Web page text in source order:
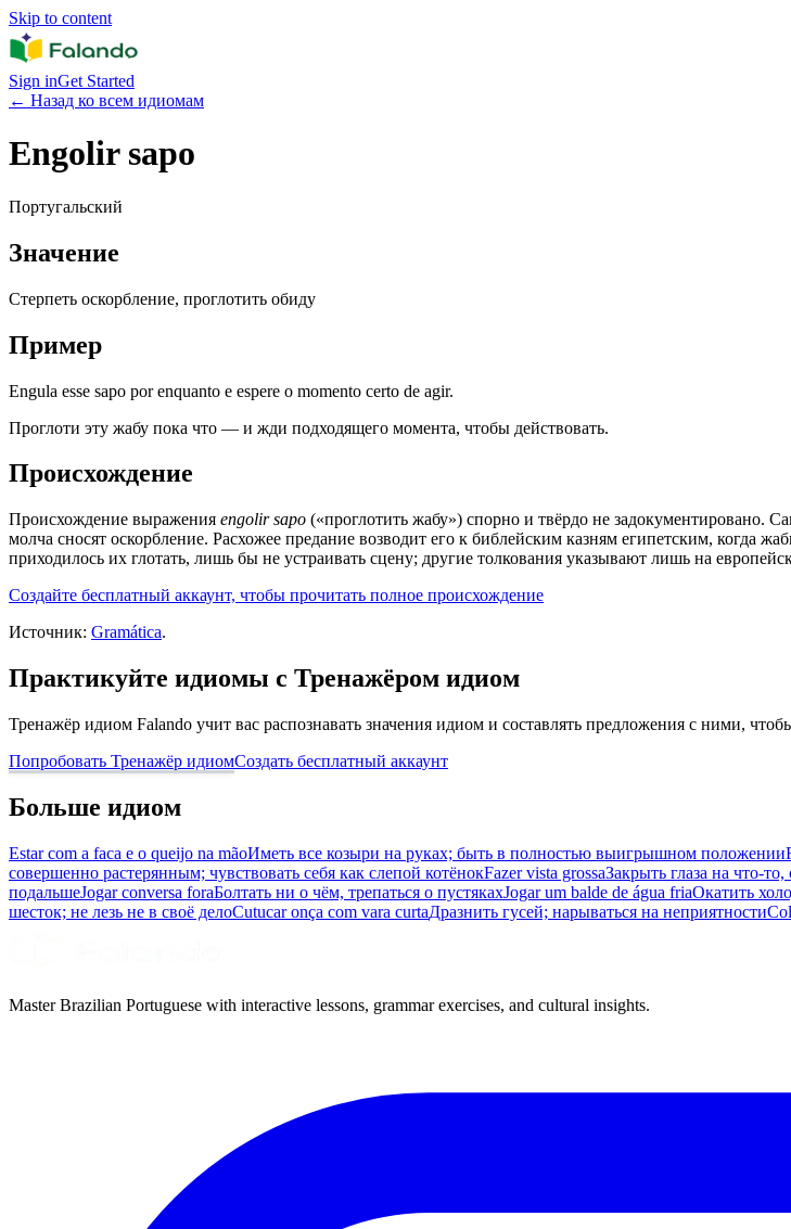
Skip to content
Sign inGet Started
← Назад ко всем идиомам
Engolir sapo
Португальский
Значение
Стерпеть оскорбление, проглотить обиду
Пример
Engula esse sapo por enquanto e espere o momento certo de agir.
Проглоти эту жабу пока что — и жди подходящего момента, чтобы действовать.
Происхождение
Происхождение выражения engolir sapo («проглотить жабу») спорно и твёрдо не задокументировано.
молча сносят оскорбление. Расхожее предание возводит его к библейским казням египетским, когда
приходилось их глотать, лишь бы не устраивать сцену; другие толкования указывают лишь на
Создайте бесплатный аккаунт, чтобы прочитать полное происхождение
Источник: Gramática.
Практикуйте идиомы с Тренажёром идиом
Тренажёр идиом Falando учит вас распознавать значения идиом и составлять предложения с ними,
Попробовать Тренажёр идиомСоздать бесплатный аккаунт
Больше идиом
Estar com a faca e o queijo na mãoИметь все козыри на руках; быть в полностью выигрышном положении
совершенно растерянным; чувствовать себя как слепой котёнокFazer vista grossaЗакрыть глаза на что-
подальшеJogar conversa foraБолтать ни о чём, трепаться о пустякахJogar um balde de água friaОкатить
шесток; не лезь не в своё делоCutucar onça com vara curtaДразнить гусей; нарываться на неприятности
Master Brazilian Portuguese with interactive lessons, grammar exercises, and cultural insights.